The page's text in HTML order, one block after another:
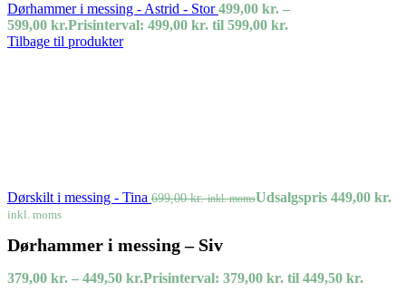
Dørhammer i messing - Astrid - Stor499,00 kr. –
599,00 kr.Prisinterval: 499,00 kr. til 599,00 kr.
Tilbage til produkter
Dørskilt i messing - Tina 699,00kr. inkl. momsUdsalgspris 449,00 kr.
inkl. moms
Dørhammer i messing – Siv
379,00 kr. – 449,50 kr.Prisinterval: 379,00 kr. til 449,50 kr.